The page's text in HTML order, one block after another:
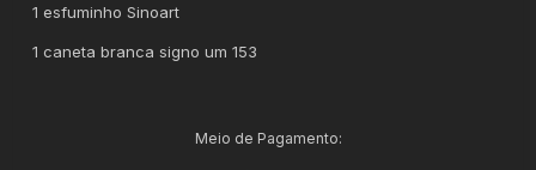
1 esfuminho Sinoart
1 caneta branca signo um 153
Meio de Pagamento: